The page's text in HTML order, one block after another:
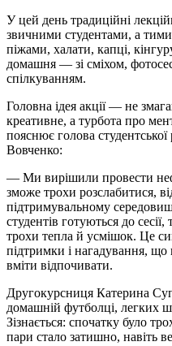
У цей день традиційні
звичними студентами, а
піжами, халати, капці,
домашня — зі сміхом,
спілкуванням.
Головна ідея акції — не
креативне, а турбота про
пояснює голова
Вовченко:
— Ми вирішили провести
зможе трохи розслабитися,
підтримувальному
студентів готуються до
трохи тепла й усмішок. Це
підтримки і нагадування, що
вміти відпочивати.
Другокурсниця Катерина
домашній футболці, легких
Зізнається: спочатку було
пари стало затишно, навіть